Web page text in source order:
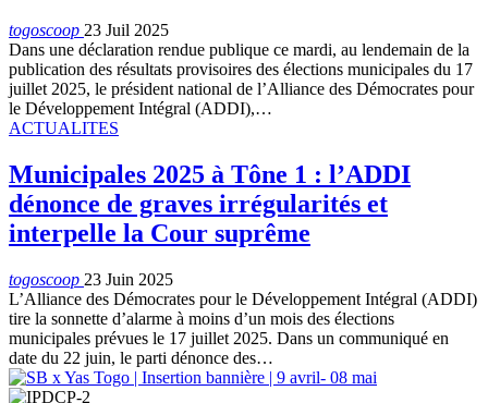
togoscoop 23 Juil 2025
Dans une déclaration rendue publique ce mardi, au lendemain de la
publication des résultats provisoires des élections municipales du 17
juillet 2025, le président national de l’Alliance des Démocrates pour
le Développement Intégral (ADDI),…
ACTUALITES
Municipales 2025 à Tône 1 : l’ADDI
dénonce de graves irrégularités et
interpelle la Cour suprême
togoscoop 23 Juin 2025
L’Alliance des Démocrates pour le Développement Intégral (ADDI)
tire la sonnette d’alarme à moins d’un mois des élections
municipales prévues le 17 juillet 2025. Dans un communiqué en
date du 22 juin, le parti dénonce des…